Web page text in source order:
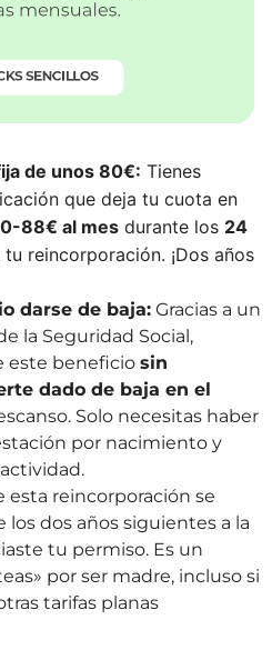
de unos 80€: Tienes
que deja tu cuota en
88€ al mes durante los 24
tu reincorporación. ¡Dos años
darse de baja: Gracias a un
la Seguridad Social,
este beneficio sin
dado de baja en el
Solo necesitas haber
por nacimiento y
esta reincorporación se
dos años siguientes a la
tu permiso. Es un
por ser madre, incluso si
tarifas planas